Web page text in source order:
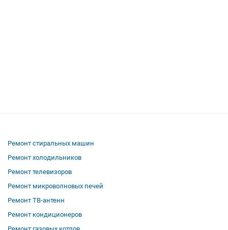
Ремонт стиральных машин
Ремонт холодильников
Ремонт телевизоров
Ремонт микроволновых печей
Ремонт ТВ-антенн
Ремонт кондиционеров